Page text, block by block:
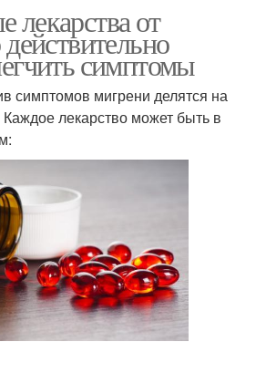
от
симптомы
симптомов мигрени делятся на
Каждое лекарство может быть в